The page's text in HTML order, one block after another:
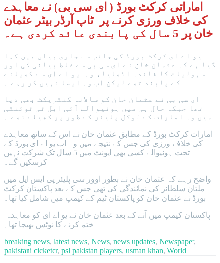
اماراتی کرکٹ بورڈ ( ای سی بی) نے معاہدے
کی خلاف ورزی کرنے پر ٹاپ آرڈر بیٹر عثمان
یو اے ای کرکٹ بورڈ کی جانب سے جاری بیان میں کہا
گیا ہے کہ عثمان خان نے ای سی بی سے غلط بیانی کی اور
سہولیات کا فائدہ اٹھایا، وہ یو اے ای سے کھیلنے
ای سی بی نے عثمان خان کو سالانہ کنٹریکٹ بھی دیا
تھا جبکہ حال ہی میں ہونیوالے آئی ایل ٹی ٹوئنٹی
میں وہ امارات کے لوکل پلیئر کے طور پر کھیلے تھے ۔
امارات کرکٹ بورڈ کے مطابق عثمان خان نے اس کے ساتھ معاہدے
کی خلاف ورزی کی جس کے نتیجے میں وہ اب یو اے ای بورڈ کے
تحت ہونیوالے کسی بھی ایونٹ میں 5 سال تک شرکت نہیں
کرسکیں گے۔
واضح رہے کہ عثمان خان نے بطور اوور سی پلیئر پی ایس ایل میں
ملتان سلطانز کی نمائندگی کی تھی جس کے بعد پاکستان کرکٹ
بورڈ نے عثمان خان کو پاکستان ٹیم کے کیمپ میں شامل کیا تھا۔
ختم کرنے کا نوٹس بھیجا تھا۔
breaking news, latest news, News, news updates, Newspaper,
pakistani cicketer, psl pakistan players, usman khan, World